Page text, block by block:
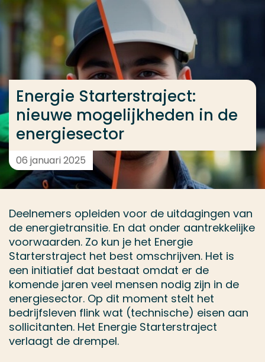
Ga direct naar de content
... > Energie Starterstraject: nieuwe mogelijkheden
Energie Starterstraject:
nieuwe mogelijkheden in de
energiesector
06 januari 2025
Deelnemers opleiden voor de uitdagingen van
de energietransitie. En dat onder aantrekkelijke
voorwaarden. Zo kun je het Energie
Starterstraject het best omschrijven. Het is
een initiatief dat bestaat omdat er de
komende jaren veel mensen nodig zijn in de
energiesector. Op dit moment stelt het
bedrijfsleven flink wat (technische) eisen aan
sollicitanten. Het Energie Starterstraject
verlaagt de drempel.
Veel gezocht
Opleiding
Contact